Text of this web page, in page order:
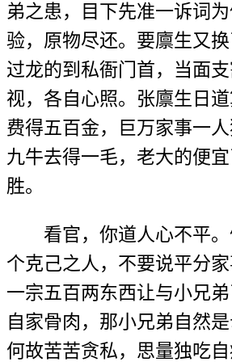
弟之患，目下先准一诉词
验，原物尽还。要廪生又
过龙的到私衙门首，当面
视，各自心照。张廪生日
费得五百金，巨万家事一
九牛去得一毛，老大的便
胜。
看官，你道人心不平
个克己之人，不要说平分
一宗五百两东西让与小兄
自家骨肉，那小兄弟自然是
何故苦苦贪私，思量独吃